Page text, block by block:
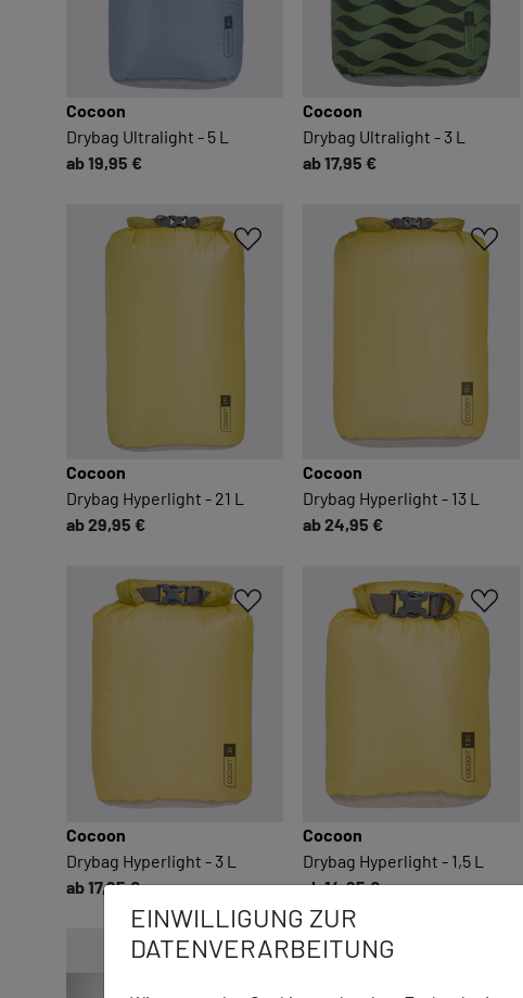
EINWILLIGUNG ZUR
DATENVERARBEITUNG
Cocoon
Drybag Ultralight - 5 L
ab 19,95 €
Cocoon
Drybag Ultralight - 3 L
ab 17,95 €
Cocoon
Drybag Hyperlight - 21 L
ab 29,95 €
Cocoon
Drybag Hyperlight - 13 L
ab 24,95 €
Cocoon
Drybag Hyperlight - 3 L
ab 17,95 €
Cocoon
Drybag Hyperlight - 1,5 L
ab 14,95 €